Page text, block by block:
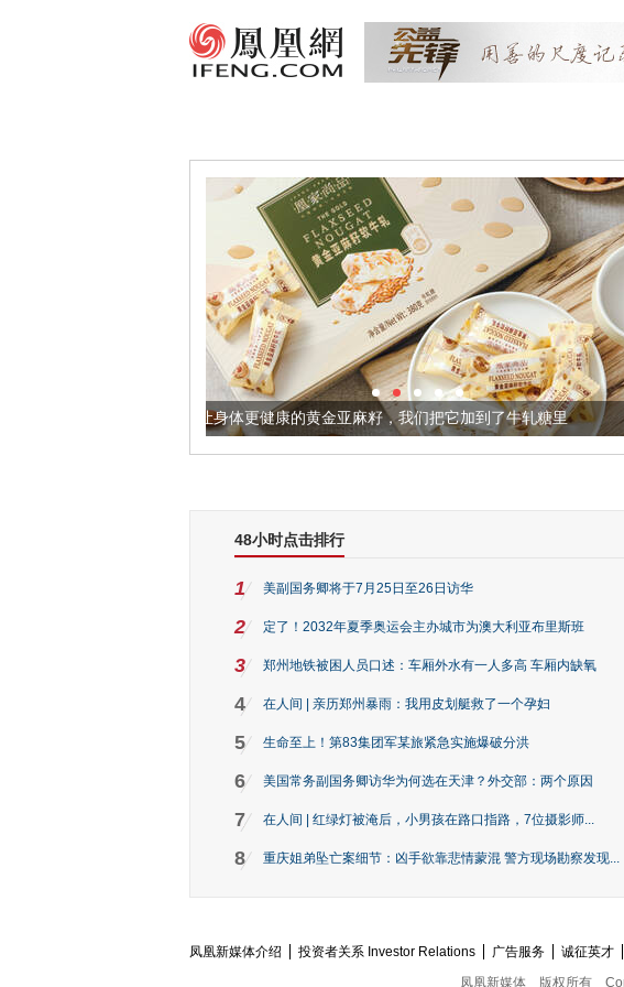
让身体更健康的黄金亚麻籽，我们把它加到了牛轧糖里 被列入
48小时点击排行
1 美副国务卿将于7月25日至26日访华
2 定了！2032年夏季奥运会主办城市为澳大利亚布里斯班
3 郑州地铁被困人员口述：车厢外水有一人多高 车厢内缺氧
4 在人间 | 亲历郑州暴雨：我用皮划艇救了一个孕妇
5 生命至上！第83集团军某旅紧急实施爆破分洪
6 美国常务副国务卿访华为何选在天津？外交部：两个原因
7 在人间 | 红绿灯被淹后，小男孩在路口指路，7位摄影师...
8 重庆姐弟坠亡案细节：凶手欲靠悲情蒙混 警方现场勘察发现...
凤凰新媒体介绍 投资者关系 Investor Relations 广告服务 诚征英才
凤凰新媒体
版权所有